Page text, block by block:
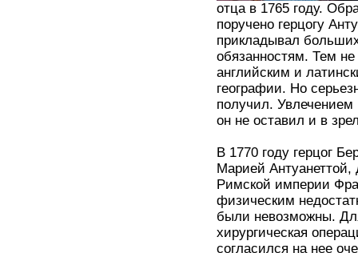
отца в 1765 году.
поручено герцогу
прикладывал
обязанностям. Тем
английским и
географии. Но
получил. Увлечением
он не оставил и в
В 1770 году герцог
Марией
Римской империи
физическим
были невозможны.
хирургическая
согласился на нее